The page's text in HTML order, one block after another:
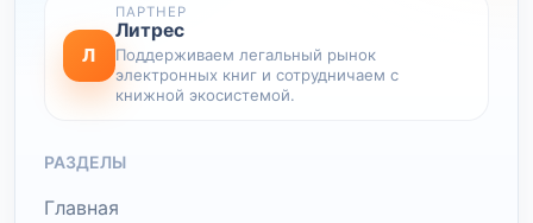
Л
ПАРТНЕР
Литрес
Поддерживаем легальный рынок
электронных книг и сотрудничаем с
книжной экосистемой.
РАЗДЕЛЫ
Главная